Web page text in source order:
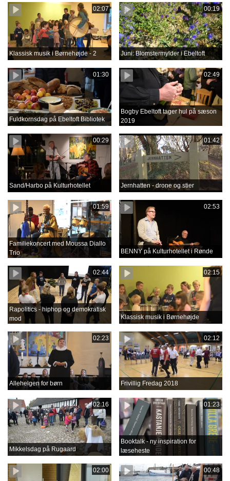
02:07
Klassisk musik i Børnehøjde - 2
00:19
Juni: Blomstermylder i Ebeltoft
01:30
Fuldkornsdag på Ebeltoft Bibliotek
02:49
Bogby Ebeltoft tager hul på sæson
2019
00:29
Sand/Harbo på Kulturhotellet
01:42
Jernhatten - drone og stier
01:59
Familiekoncert med Moussa Diallo
Trio
02:53
BENNY på Kulturhotellet i Rønde
02:44
Rapolitics - hiphop og demokratisk
mod
02:15
Klassisk musik i Børnehøjde
02:23
Allehelgen for børn
02:12
Frivillig Fredag 2018
02:16
Mikkelsdag på Rugaard
01:23
Booktalk - ny inspiration for
læseheste
02:00 00:48